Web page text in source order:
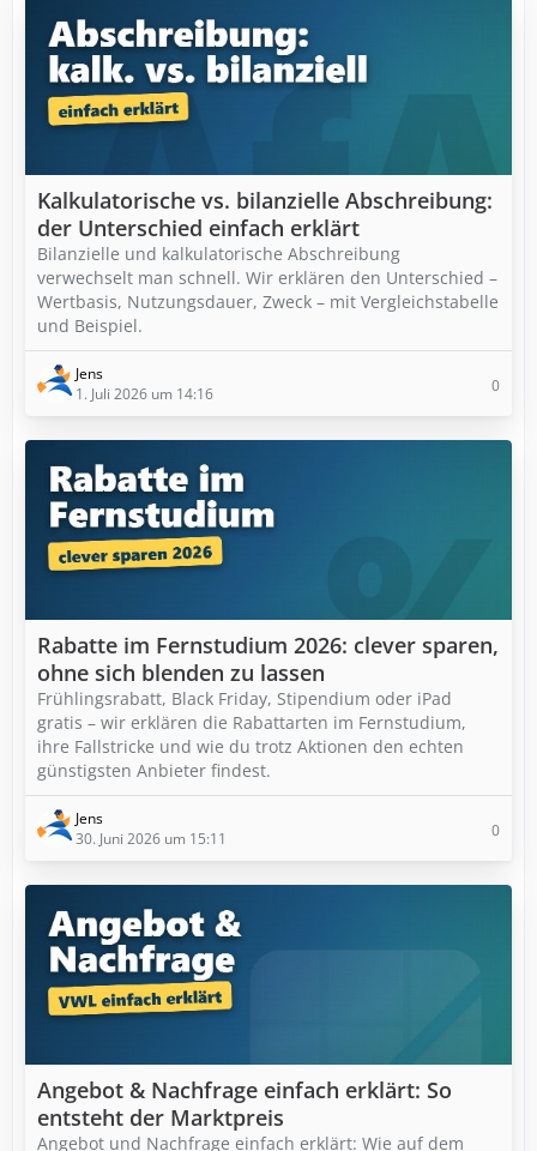
Kalkulatorische vs. bilanzielle Abschreibung:
der Unterschied einfach erklärt
Bilanzielle und kalkulatorische Abschreibung
verwechselt man schnell. Wir erklären den Unterschied –
Wertbasis, Nutzungsdauer, Zweck – mit Vergleichstabelle
und Beispiel.
Jens
1. Juli 2026 um 14:16
0
Rabatte im Fernstudium 2026: clever sparen,
ohne sich blenden zu lassen
Frühlingsrabatt, Black Friday, Stipendium oder iPad
gratis – wir erklären die Rabattarten im Fernstudium,
ihre Fallstricke und wie du trotz Aktionen den echten
günstigsten Anbieter findest.
Jens
30. Juni 2026 um 15:11
0
Angebot & Nachfrage einfach erklärt: So
entsteht der Marktpreis
Angebot und Nachfrage einfach erklärt: Wie auf dem